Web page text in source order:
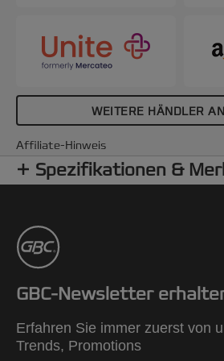
WEITERE HÄNDLER
Affiliate-Hinweis
Spezifikationen &
GBC-Newsletter
Erfahren Sie immer zuerst von
Trends, Promotions